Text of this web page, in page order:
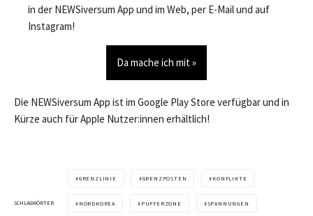
in der NEWSiversum App und im Web, per E-Mail und auf
Instagram!
Da mache ich mit »
Die NEWSiversum App ist im Google Play Store verfügbar und in
Kürze auch für Apple Nutzer:innen erhältlich!
SCHLAGWÖRTER
GRENZLINIE GRENZPOSTEN KONFLIKTE
NORDKOREA PUFFERZONE SPANNUNGEN